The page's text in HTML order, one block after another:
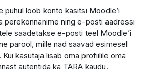
puhul loob konto käsitsi Moodle’i
perekonnanime ning e-posti aadressi
saadetakse e-posti teel Moodle’i
parool, mille nad saavad esimesel
kasutaja lisab oma profiilile oma
autentida ka TARA kaudu.